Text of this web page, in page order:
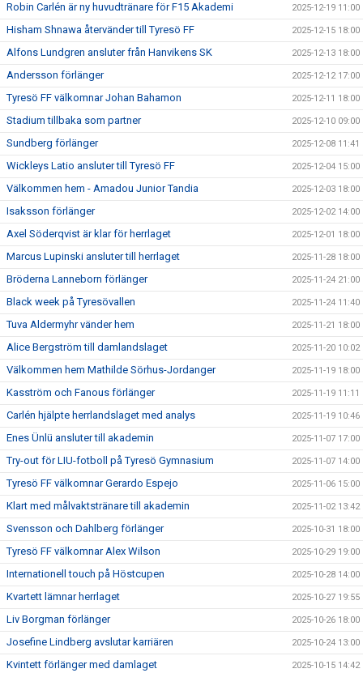
Robin Carlén är ny huvudtränare för F15 Akademi 2025-12-19 11:00
Hisham Shnawa återvänder till Tyresö FF 2025-12-15 18:00
Alfons Lundgren ansluter från Hanvikens SK 2025-12-13 18:00
Andersson förlänger 2025-12-12 17:00
Tyresö FF välkomnar Johan Bahamon 2025-12-11 18:00
Stadium tillbaka som partner 2025-12-10 09:00
Sundberg förlänger 2025-12-08 11:41
Wickleys Latio ansluter till Tyresö FF 2025-12-04 15:00
Välkommen hem - Amadou Junior Tandia 2025-12-03 18:00
Isaksson förlänger 2025-12-02 14:00
Axel Söderqvist är klar för herrlaget 2025-12-01 18:00
Marcus Lupinski ansluter till herrlaget 2025-11-28 18:00
Bröderna Lanneborn förlänger 2025-11-24 21:00
Black week på Tyresövallen 2025-11-24 11:40
Tuva Aldermyhr vänder hem 2025-11-21 18:00
Alice Bergström till damlandslaget 2025-11-20 10:02
Välkommen hem Mathilde Sörhus-Jordanger 2025-11-19 18:00
Kasström och Fanous förlänger 2025-11-19 11:11
Carlén hjälpte herrlandslaget med analys 2025-11-19 10:46
Enes Ünlü ansluter till akademin 2025-11-07 17:00
Try-out för LIU-fotboll på Tyresö Gymnasium 2025-11-07 14:00
Tyresö FF välkomnar Gerardo Espejo 2025-11-06 15:00
Klart med målvaktstränare till akademin 2025-11-02 13:42
Svensson och Dahlberg förlänger 2025-10-31 18:00
Tyresö FF välkomnar Alex Wilson 2025-10-29 19:00
Internationell touch på Höstcupen 2025-10-28 14:00
Kvartett lämnar herrlaget 2025-10-27 19:55
Liv Borgman förlänger 2025-10-26 18:00
Josefine Lindberg avslutar karriären 2025-10-24 13:00
Kvintett förlänger med damlaget 2025-10-15 14:42